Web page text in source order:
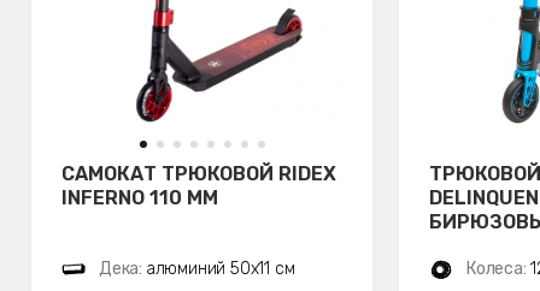
САМОКАТ ТРЮКОВОЙ RIDEX
INFERNO 110 ММ
Дека: алюминий 50х11 см
ТРЮКОВОЙ
Колеса: